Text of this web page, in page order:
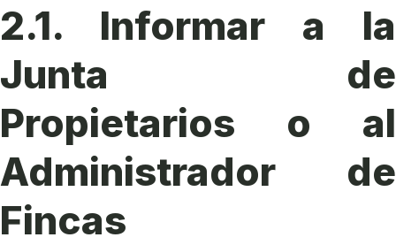
2.1. Informar a la
Junta de
Propietarios o al
Administrador de
Fincas